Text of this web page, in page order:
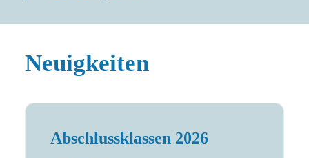
Neuigkeiten
Abschlussklassen 2026